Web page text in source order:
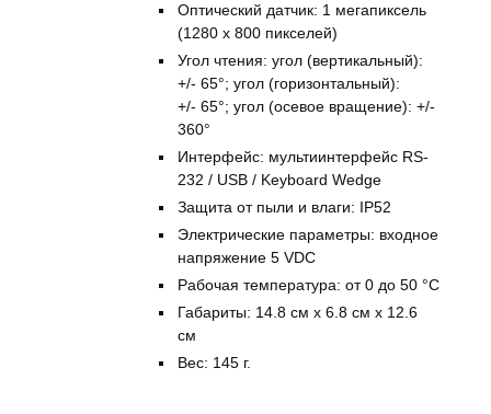
Оптический датчик: 1 мегапиксель
(1280 x 800 пикселей)
Угол чтения: угол (вертикальный):
+/- 65°; угол (горизонтальный):
+/- 65°; угол (осевое вращение): +/-
360°
Интерфейс: мультиинтерфейс RS-
232 / USB / Keyboard Wedge
Защита от пыли и влаги: IP52
Электрические параметры: входное
напряжение 5 VDC
Рабочая температура: от 0 до 50 °C
Габариты: 14.8 см x 6.8 см x 12.6
см
Вес: 145 г.